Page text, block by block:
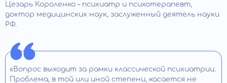
Цезарь Короленко – психиатр и психотерапевт,
доктор медицинских наук, заслуженный деятель науки
РФ.
«Вопрос выходит за рамки классической психиатрии.
Проблема, в той или иной степени, касается не